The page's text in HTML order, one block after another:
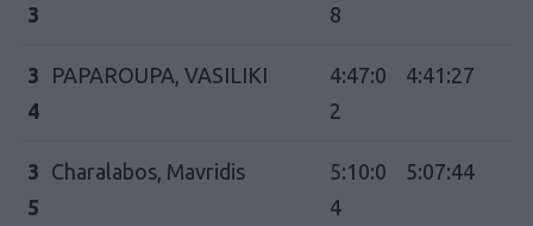
3
8
3
4
PAPAROUPA, VASILIKI
4:47:0
2
4:41:27
3
5
Charalabos, Mavridis
5:10:0
4
5:07:44